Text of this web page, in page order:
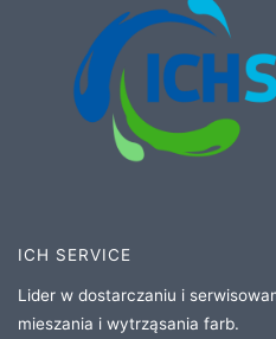
ICH SERVICE
Lider w dostarczaniu i
mieszania i wytrząsania farb.